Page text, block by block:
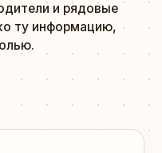
и рядовые
ту информацию,